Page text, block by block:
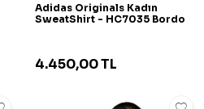
Adidas Originals Kadın
SweatShirt - HC7035 Bordo
4.450,00TL